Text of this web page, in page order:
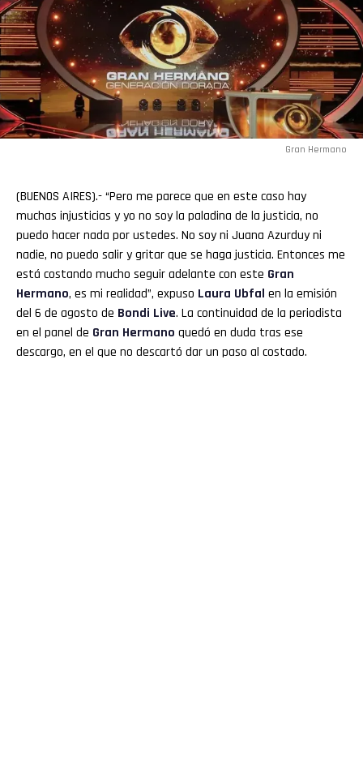
Gran Hermano
(BUENOS AIRES).- “Pero me parece que en este caso hay
muchas injusticias y yo no soy la paladina de la justicia, no
puedo hacer nada por ustedes. No soy ni Juana Azurduy ni
nadie, no puedo salir y gritar que se haga justicia. Entonces me
está costando mucho seguir adelante con este Gran
Hermano, es mi realidad”, expuso Laura Ubfal en la emisión
del 6 de agosto de Bondi Live. La continuidad de la periodista
en el panel de Gran Hermano quedó en duda tras ese
descargo, en el que no descartó dar un paso al costado.